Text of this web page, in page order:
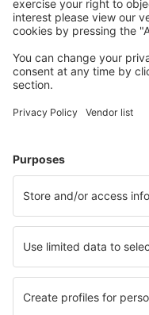
Cazarea
Alege din peste 1,3
Cele mai căutate
Cazare în Westerland
Cazare în Gromitz
Cazare în Zingst
Cazare în Schmallenberg